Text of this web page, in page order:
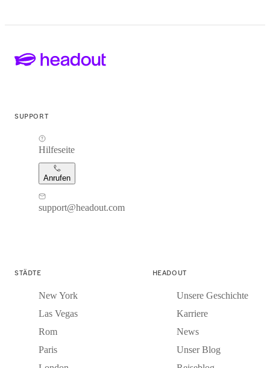
SUPPORT
Hilfeseite
Anrufen
support@headout.com
STÄDTE
New York
Las Vegas
Rom
Paris
HEADOUT
Unsere Geschichte
Karriere
News
Unser Blog